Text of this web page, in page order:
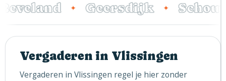
✦ Geersdijk ✦
Vergaderen in Vlissingen
Vergaderen in Vlissingen regel je hier zonder